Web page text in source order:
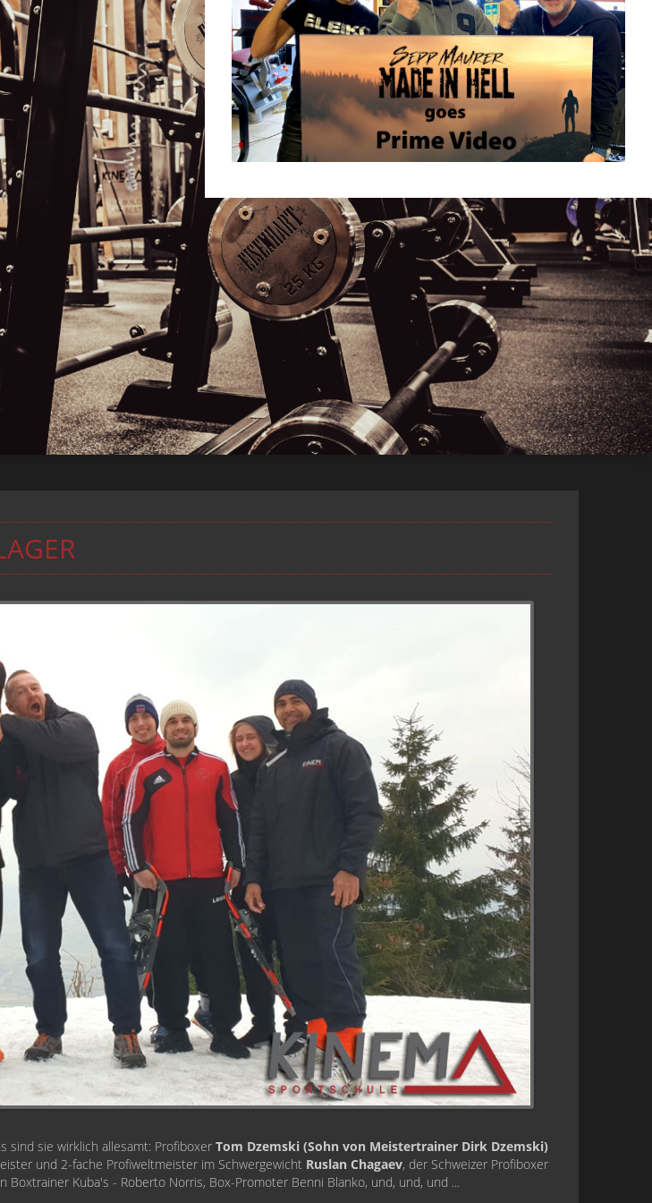
sind sie wirklich allesamt: Profiboxer Tom Dzemski (Sohn von Meistertrainer Dirk Dzemski)
und 2-fache Profiweltmeister im Schwergewicht Ruslan Chagaev, der Schweizer Profiboxer
Kuba's - Roberto Norris, Box-Promoter Benni Blanko, und, und, und ...